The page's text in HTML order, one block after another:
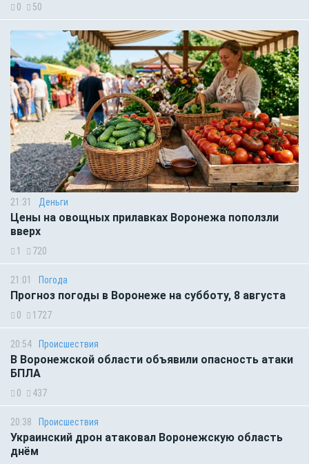
0 50
21:31 Деньги
Цены на овощных прилавках Воронежа поползли
вверх
1 720
21:01 Погода
Прогноз погоды в Воронеже на субботу, 8 августа
0 1727
20:54 Происшествия
В Воронежской области объявили опасность атаки
БПЛА
0 437
20:38 Происшествия
Украинский дрон атаковал Воронежскую область
днём